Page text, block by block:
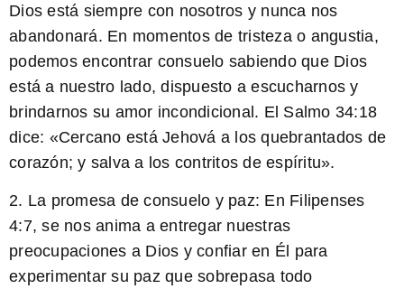
Dios está siempre con nosotros y nunca nos
abandonará. En momentos de tristeza o angustia,
podemos encontrar consuelo sabiendo que Dios
está a nuestro lado, dispuesto a escucharnos y
brindarnos su amor incondicional. El Salmo 34:18
dice: «Cercano está Jehová a los quebrantados de
corazón; y salva a los contritos de espíritu».
2. La promesa de consuelo y paz: En Filipenses
4:7, se nos anima a entregar nuestras
preocupaciones a Dios y confiar en Él para
experimentar su paz que sobrepasa todo